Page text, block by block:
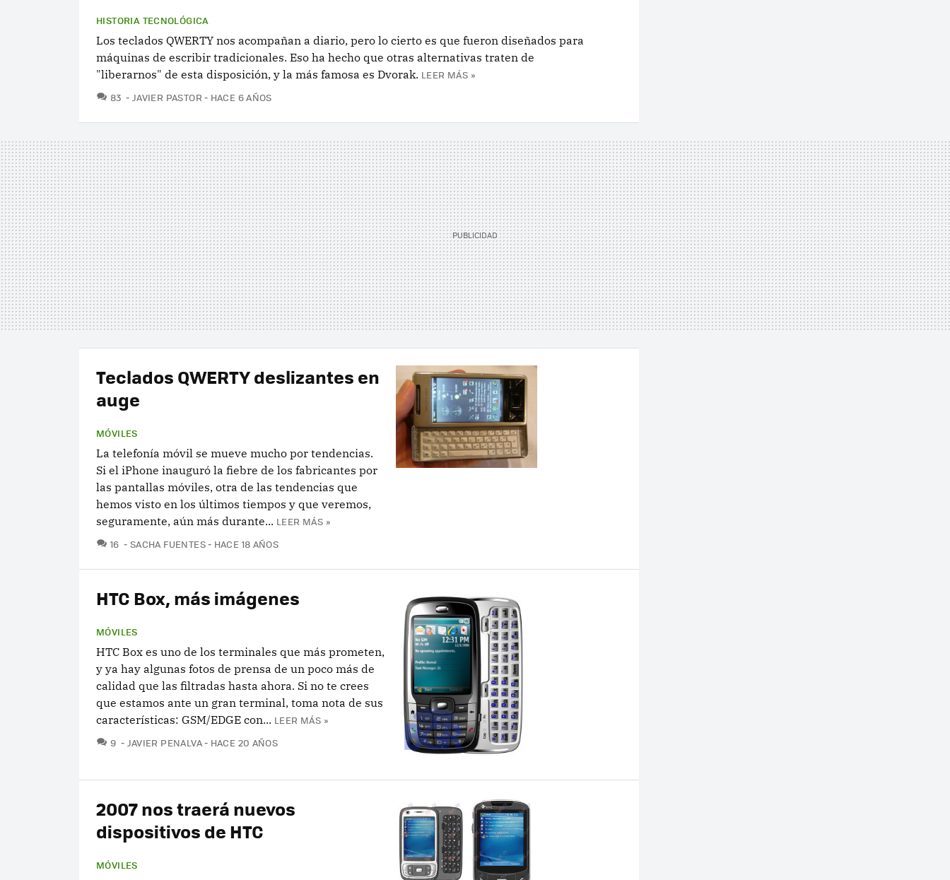
HISTORIA TECNOLÓGICA
Los teclados QWERTY nos acompañan a diario, pero lo cierto es que fueron diseñados para
máquinas de escribir tradicionales. Eso ha hecho que otras alternativas traten de
"liberarnos" de esta disposición, y la más famosa es Dvorak. LEER MÁS »
83 COMENTARIOS
JAVIER PASTOR HACE 6 AÑOS
Teclados QWERTY deslizantes en
auge
MÓVILES
La telefonía móvil se mueve mucho por tendencias.
Si el iPhone inauguró la fiebre de los fabricantes por
las pantallas móviles, otra de las tendencias que
hemos visto en los últimos tiempos y que veremos,
seguramente, aún más durante... LEER MÁS »
16 COMENTARIOS
SACHA FUENTES HACE 18 AÑOS
HTC Box, más imágenes
MÓVILES
HTC Box es uno de los terminales que más prometen,
y ya hay algunas fotos de prensa de un poco más de
calidad que las filtradas hasta ahora. Si no te crees
que estamos ante un gran terminal, toma nota de sus
características: GSM/EDGE con... LEER MÁS »
9 COMENTARIOS
JAVIER PENALVA HACE 20 AÑOS
2007 nos traerá nuevos
dispositivos de HTC
MÓVILES